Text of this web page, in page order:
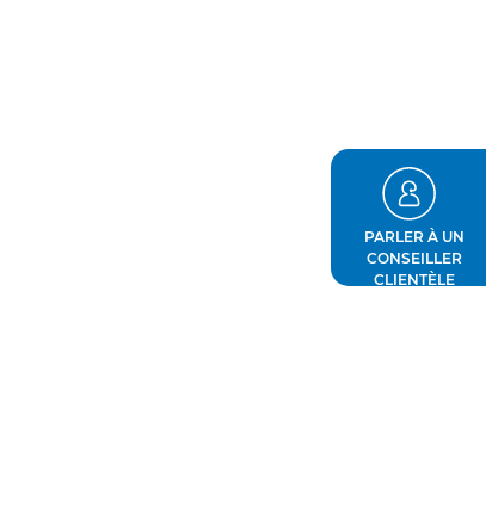
PARLER À UN
CONSEILLER
CLIENTÈLE